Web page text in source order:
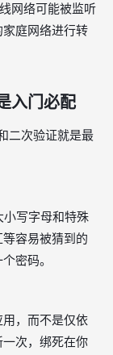
网络可能被监听
庭网络进行转
入门必配
二次验证就是最
写字母和特殊
容易被猜到的
密码。
，而不是仅依
次，绑死在你